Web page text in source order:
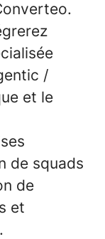
/
et le
de squads
de
et